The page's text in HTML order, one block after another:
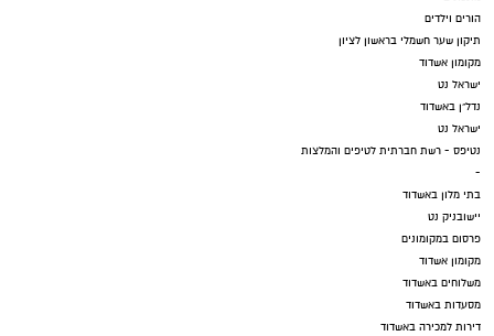
הורים וילדים
תיקון שער חשמלי בראשון לציון
מקומון אשדוד
ישראל נט
נדל"ן באשדוד
ישראל נט
נטיפס - רשת חברתית לטיפים והמלצות
-
בתי מלון באשדוד
יישובניק נט
פרסום במקומונים
מקומון אשדוד
משלוחים באשדוד
מסעדות באשדוד
דירות למכירה באשדוד